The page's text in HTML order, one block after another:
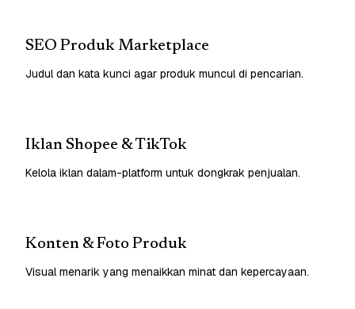
SEO Produk Marketplace
Judul dan kata kunci agar produk muncul di pencarian.
Iklan Shopee & TikTok
Kelola iklan dalam-platform untuk dongkrak penjualan.
Konten & Foto Produk
Visual menarik yang menaikkan minat dan kepercayaan.